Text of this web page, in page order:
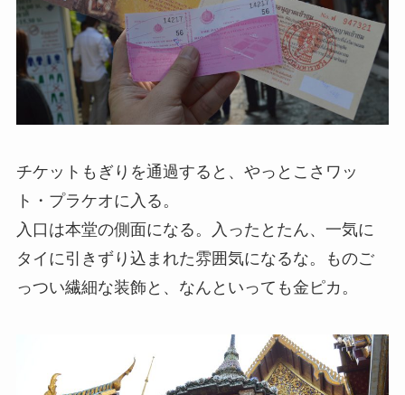
チケットもぎりを通過すると、やっとこさワッ
ト・プラケオに入る。
入口は本堂の側面になる。入ったとたん、一気に
タイに引きずり込まれた雰囲気になるな。ものご
っつい繊細な装飾と、なんといっても金ピカ。